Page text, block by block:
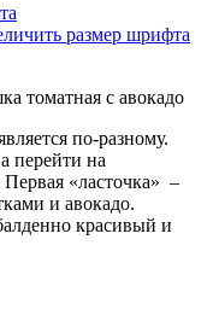
размер шрифта
томатная с авокадо
по-разному.
перейти на
«ласточка» –
и авокадо.
красивый и